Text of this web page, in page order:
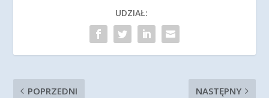
UDZIAŁ:
POPRZEDNI NASTĘPNY